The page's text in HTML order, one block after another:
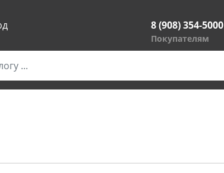
8 (908) 354-5000
Покупателям